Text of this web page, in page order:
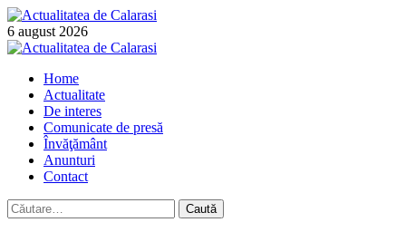
Skip
to
content
6 august 2026
Primary
Home
Actualitate
De interes
Comunicate de presă
Învăţământ
Anunturi
Contact
Caută
după: